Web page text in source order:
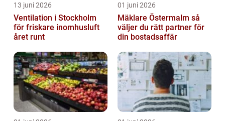
13 juni 2026
Ventilation i Stockholm
för friskare inomhusluft
året runt
01 juni 2026
Mäklare Östermalm så
väljer du rätt partner för
din bostadsaffär